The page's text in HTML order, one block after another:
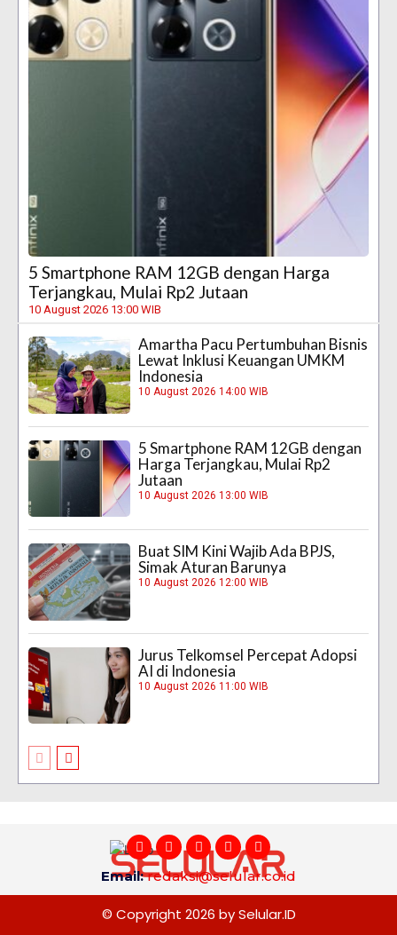
5 Smartphone RAM 12GB dengan Harga
Terjangkau, Mulai Rp2 Jutaan
10 August 2026 13:00 WIB
Amartha Pacu Pertumbuhan Bisnis
Lewat Inklusi Keuangan UMKM
Indonesia
10 August 2026 14:00 WIB
5 Smartphone RAM 12GB dengan
Harga Terjangkau, Mulai Rp2
Jutaan
10 August 2026 13:00 WIB
Buat SIM Kini Wajib Ada BPJS,
Simak Aturan Barunya
10 August 2026 12:00 WIB
Jurus Telkomsel Percepat Adopsi
AI di Indonesia
10 August 2026 11:00 WIB
Email:redaksi@selular.co.id
© Copyright 2026 by Selular.ID